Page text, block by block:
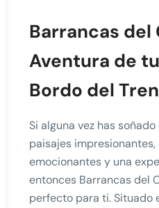
Barrancas del
Aventura de
Bordo del
Si alguna vez has
paisajes
emocionantes y una
entonces Barrancas del
perfecto para ti. Situado